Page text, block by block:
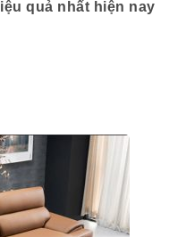
quả nhất hiện nay